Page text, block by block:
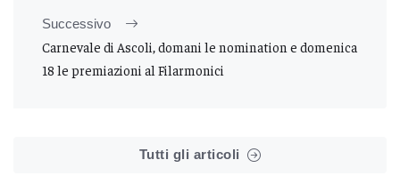
Successivo
Carnevale di Ascoli, domani le nomination e domenica
18 le premiazioni al Filarmonici
Tutti gli articoli